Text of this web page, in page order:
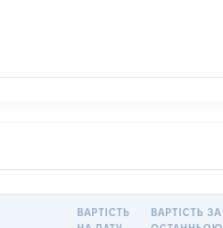
ВАРТІСТЬ
ВАРТІСТЬ ЗА